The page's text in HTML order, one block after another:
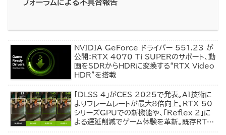
フォーラムによる不具合報告
NVIDIA GeForce ドライバー 551.23 が
公開：RTX 4070 Ti SUPERのサポート、動
画をSDRからHDRに変換する“RTX Video
HDR”を搭載
「DLSS 4」がCES 2025で発表。AI技術に
よりフレームレートが最大8倍向上。RTX 50
シリーズGPUでの新機能や、「Reflex 2」に
よる遅延削減でゲーム体験を革新。既存RTX